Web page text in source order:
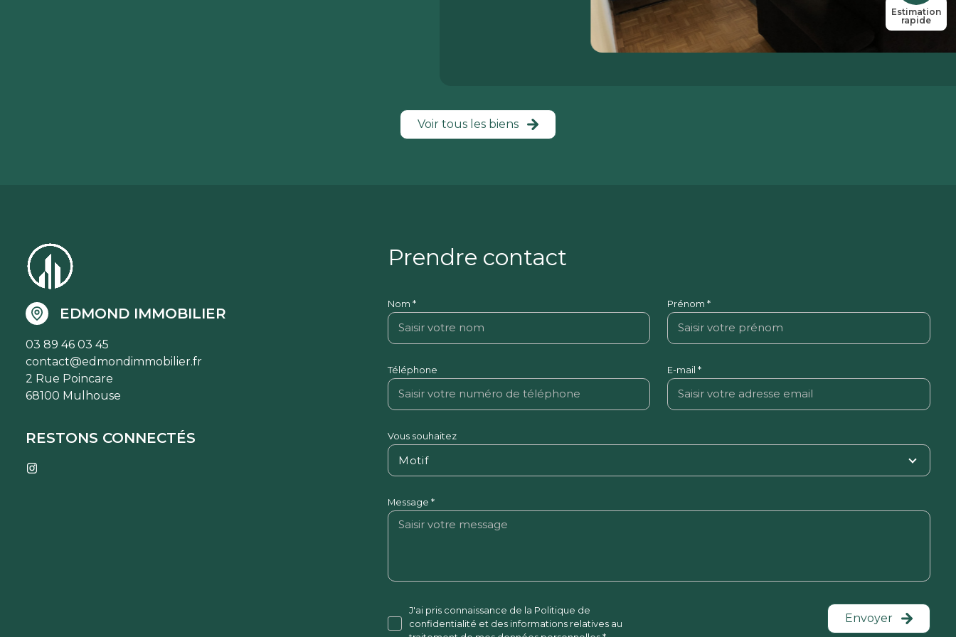
Voir tous les biens
Estimation
rapide
Prendre contact
Nom * Prénom *
Téléphone E-mail *
Vous souhaitez
Motif
Message *
J'ai pris connaissance de la Politique de
confidentialité et des informations relatives au
Envoyer
EDMOND IMMOBILIER
03 89 46 03 45
contact@edmondimmobilier.fr
2 Rue Poincare
68100 Mulhouse
RESTONS CONNECTÉS